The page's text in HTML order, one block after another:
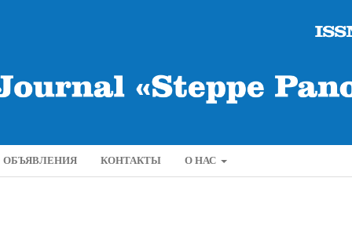
ОБЪЯВЛЕНИЯ КОНТАКТЫ О НАС